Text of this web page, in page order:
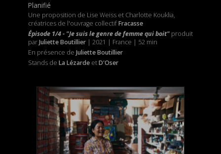
Planifié
Une proposition de Lise Weiss et Charlotte Kouklia,
créatrices de l'ouvrage collectifFracasse
Épisode 1/4 - "Je suis le genre de femme qui boit" produit
parJuliette Boutillier | 2021 | France | 52 min
En présence de Juliette Boutillier
Stands de La LézardeetD'Oser